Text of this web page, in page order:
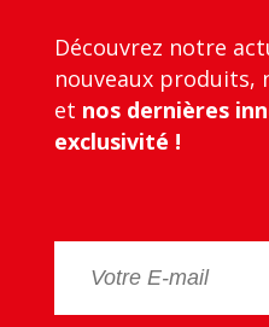
Découvrez notre
nouveaux produits,
et nos dernières
exclusivité !